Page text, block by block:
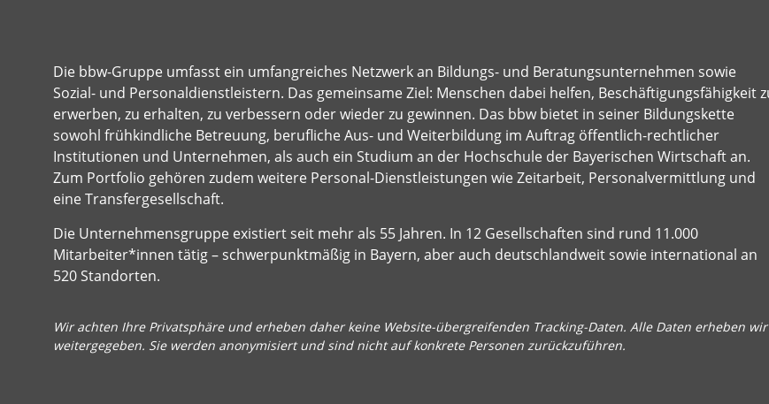
Die bbw-Gruppe umfasst ein umfangreiches Netzwerk an Bildungs- und Beratungsunternehmen sowie
Sozial- und Personaldienstleistern. Das gemeinsame Ziel: Menschen dabei helfen, Beschäftigungsfähigkeit
erwerben, zu erhalten, zu verbessern oder wieder zu gewinnen. Das bbw bietet in seiner Bildungskette
sowohl frühkindliche Betreuung, berufliche Aus- und Weiterbildung im Auftrag öffentlich-rechtlicher
Institutionen und Unternehmen, als auch ein Studium an der Hochschule der Bayerischen Wirtschaft an.
Zum Portfolio gehören zudem weitere Personal-Dienstleistungen wie Zeitarbeit, Personalvermittlung und
eine Transfergesellschaft.
Die Unternehmensgruppe existiert seit mehr als 55 Jahren. In 12 Gesellschaften sind rund 11.000
Mitarbeiter*innen tätig – schwerpunktmäßig in Bayern, aber auch deutschlandweit sowie international an
520 Standorten.
Wir achten Ihre Privatsphäre und erheben daher keine Website-übergreifenden Tracking-Daten. Alle Daten erheben
weitergegeben. Sie werden anonymisiert und sind nicht auf konkrete Personen zurückzuführen.